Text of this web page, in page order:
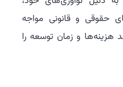
حقوقی و قانونی مواجه
هزینه‌ها و زمان توسعه را